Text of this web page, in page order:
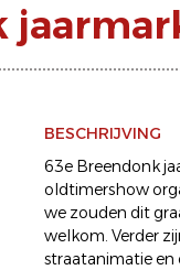
BESCHRIJVING
63e Breendonk
oldtimershow
we zouden dit
welkom. Verder
straatanimatie